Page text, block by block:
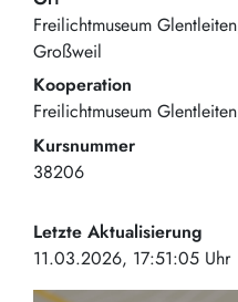
Freilichtmuseum Glentleiten
Großweil
Kooperation
Freilichtmuseum Glentleiten
Kursnummer
38206
Letzte Aktualisierung
11.03.2026, 17:51:05 Uhr